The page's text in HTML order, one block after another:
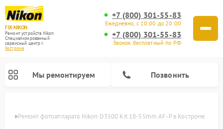
FIX-NIKON
Ремонт устройств Nikon
Специализированный
cервисный центр г.
Кострома
+7 (800) 301-55-83
Ежедневно, с 10:00 до 20:00
+7 (800) 301-55-83
Звонок бесплатный по РФ
Мы ремонтируем Позвонить
Ремонт фотоаппарата Nikon D3500 Kit 18-55mm AF-P в Костроме